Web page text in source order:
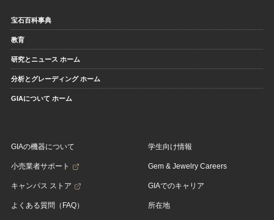
宝石百科事典
教育
研究とニュース ホーム
分析とグレーディング ホーム
GIAについて ホーム
GIAの機器について
小売業者サポート
キャンパス ストア
よくある質問（FAQ）
学生向け情報
Gem & Jewelry Careers
GIAでのキャリア
所在地